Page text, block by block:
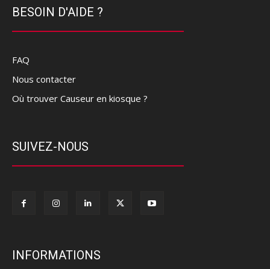
BESOIN D'AIDE ?
FAQ
Nous contacter
Où trouver Causeur en kiosque ?
SUIVEZ-NOUS
INFORMATIONS